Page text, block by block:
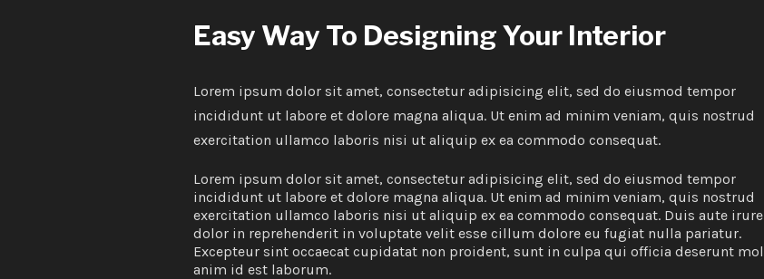
Easy Way To Designing Your Interior
Lorem ipsum dolor sit amet, consectetur adipisicing elit, sed do eiusmod tempor
incididunt ut labore et dolore magna aliqua. Ut enim ad minim veniam, quis nostrud
exercitation ullamco laboris nisi ut aliquip ex ea commodo consequat.
Lorem ipsum dolor sit amet, consectetur adipisicing elit, sed do eiusmod tempor
incididunt ut labore et dolore magna aliqua. Ut enim ad minim veniam, quis nostrud
exercitation ullamco laboris nisi ut aliquip ex ea commodo consequat. Duis aute irure
dolor in reprehenderit in voluptate velit esse cillum dolore eu fugiat nulla pariatur.
Excepteur sint occaecat cupidatat non proident, sunt in culpa qui officia deserunt
anim id est laborum.